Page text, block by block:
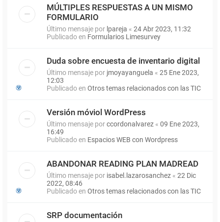
MÚLTIPLES RESPUESTAS A UN MISMO
FORMULARIO
Último mensaje por lpareja « 24 Abr 2023, 11:32
Publicado en Formularios Limesurvey
Duda sobre encuesta de inventario digital
Último mensaje por jmoyayanguela « 25 Ene 2023,
12:03
Publicado en Otros temas relacionados con las TIC
Versión móviol WordPress
Último mensaje porccordonalvarez « 09 Ene 2023,
16:49
Publicado en Espacios WEB con Wordpress
ABANDONAR READING PLAN MADREAD
Último mensaje por isabel.lazarosanchez « 22 Dic
2022, 08:46
Publicado en Otros temas relacionados con las TIC
SRP documentación